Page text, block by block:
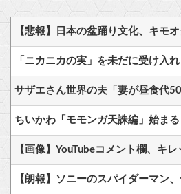
【悲報】日本の盆踊り文化、キモ
「ニカニカの実」を未だに受け入
ちいかわ「モモンガ天誅編」始まる
【画像】YouTubeコメント欄、キレ